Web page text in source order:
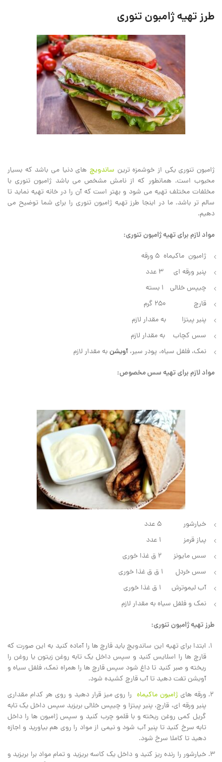
طرز تهیه ژامبون تنوری
ژامبون تنوری یکی از خوشمزه ترین ساندویچ های دنیا می باشد که بسیار
محبوب است. همانطور که از نامش مشخص می باشد ژامبون تنوری با
مخلفات مختلف تهیه می شود و بهتر است که آن را در خانه تهیه نماید تا
سالم تر باشد. ما در اینجا طرز تهیه ژامبون تنوری را برای شما توضیح می
دهیم.
مواد لازم برای تهیه ژامبون تنوری:
ژامبون ماکیماه ۵ ورقه
پنیر ورقه ای ۳ عدد
چیپس خلالی ۱ بسته
قارچ ۲۵۰ گرم
پنیر پیتزا به مقدار لازم
سس کچاب به مقدار لازم
نمک، فلفل سیاه، پودر سیر، آویشنبه مقدار لازم
مواد لازم برای تهیه سس مخصوص:
خیارشور ۵ عدد
پیاز قرمز ۱ عدد
سس مایونز ۲ ق غذا خوری
سس خردل ۱ ق ق غذا خوری
آب لیموترش ۱ ق غذا خوری
نمک و فلفل سیاه به مقدار لازم
طرز تهیه ژامبون تنوری:
ابتدا برای تهیه این ساندویچ باید قارچ ها را آماده کنید به این صورت که
قارچ ها را اسلایس کنید و سپس داخل یک تابه روغن زیتون یا روغن را
ریخته و صبر کنید تا داغ شود سپس قارچ ها را همراه نمک، فلفل سیاه و
آویشن تفت دهید تا آب قارچ کشیده شود.
ورقه های ژامبون ماکیماهرا روی میز قرار دهید و روی هر کدام مقداری
پنیر ورقه ای، قارچ، پنیر پیتزا و چیپس خلالی بریزید سپس داخل یک تابه
گریل کمی روغن ریخته و با قلمو چرب کنید و سپس ژامبون ها را داخل
تابه سرخ کنید تا پنیر آب شود و نیمی از مواد را روی هم بیاورید و اجازه
دهید تا کاملا سرخ شود.
خیارشور را رنده ریز کنید و داخل یک کاسه بریزید و تمام مواد برا بریزید و